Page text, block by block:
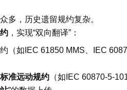
多，历史遗留规约复杂。
，实现“双向翻译”：
（如IEC 61850 MMS、IEC
标准远动规约 （如IEC 60870-5-